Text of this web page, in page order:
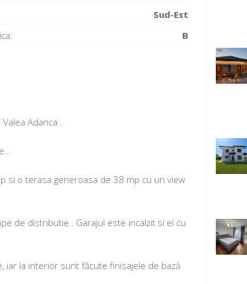
Sud-Est
B
Adanca .
.
si o terasa generoasa de 38 mp cu un view
de distributie . Garajul este incalzit si el cu
iar la interior sunt făcute finisajele de bază